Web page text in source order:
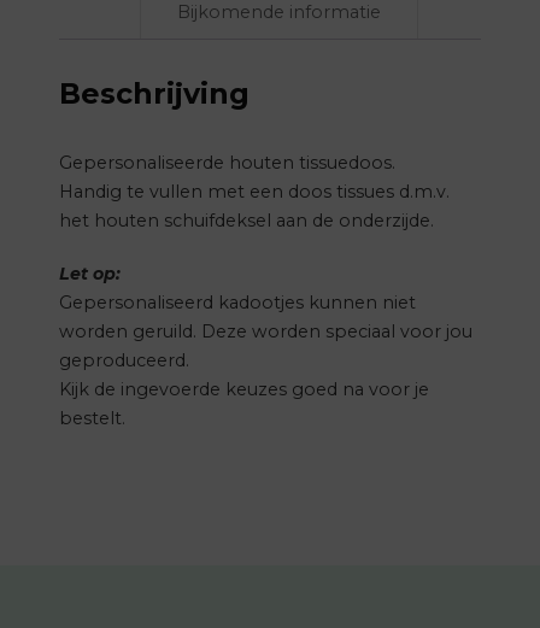
Bijkomende informatie
Beschrijving
Gepersonaliseerde houten tissuedoos.
Handig te vullen met een doos tissues d.m.v.
het houten schuifdeksel aan de onderzijde.
Let op:
Gepersonaliseerd kadootjes kunnen niet
worden geruild. Deze worden speciaal voor jou
geproduceerd.
Kijk de ingevoerde keuzes goed na voor je
bestelt.